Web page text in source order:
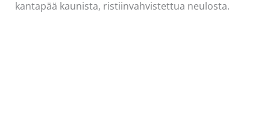
kantapää kaunista, ristiinvahvistettua neulosta.